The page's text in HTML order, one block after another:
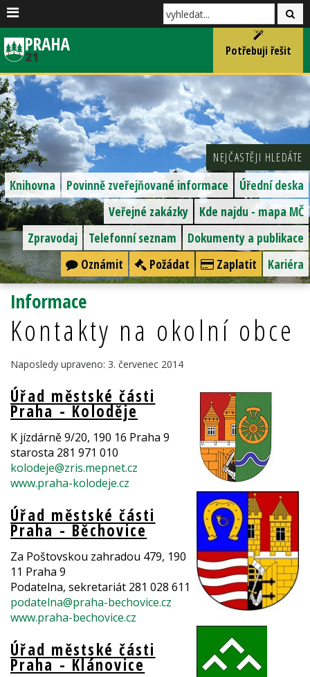
Potřebuji řešit
NEJČASTĚJI HLEDÁTE
Úřední deska
Povinně zveřejňované informace
Knihovna
Kde najdu - mapa MČ
Veřejné zakázky
Dokumenty a publikace
Telefonní seznam
Zpravodaj
Kariéra
Zaplatit
Požádat
Oznámit
Informace
Kontakty na okolní obce
Naposledy upraveno: 3. červenec 2014
Úřad městské části
Praha - Koloděje
K jízdárně 9/20, 190 16 Praha 9
starosta 281 971 010
kolodeje@zris.mepnet.cz
www.praha-kolodeje.cz
Úřad městské části
Praha - Běchovice
Za Poštovskou zahradou 479, 190
11 Praha 9
Podatelna, sekretariát 281 028 611
podatelna@praha-bechovice.cz
www.praha-bechovice.cz
Úřad městské části
Praha - Klánovice